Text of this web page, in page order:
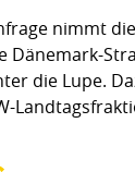
nimmt die
Dänemark-
die Lupe.